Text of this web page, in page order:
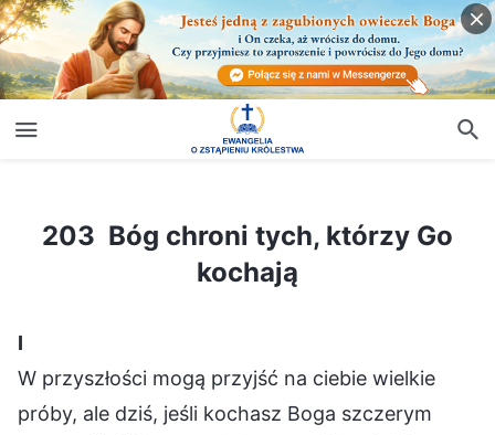
203 Bóg chroni tych, którzy Go kochają
203 Bóg chroni tych, którzy Go
kochają
Ⅰ
W przyszłości mogą przyjść na ciebie wielkie
próby, ale dziś, jeśli kochasz Boga szczerym